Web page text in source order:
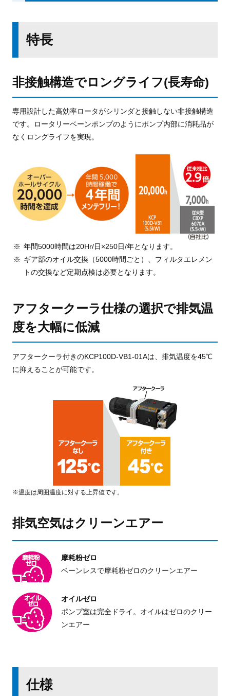
特長
非接触構造でロングライフ(長寿命)
専用設計した高効率ロータがシリンダと接触しない非接触構造
です。
ロータリーベーンポンプのようにポンプ内部に消耗品が
なくロングライフを実現。
年間5000時間は20Hr/日×250日/年となります。
ギア部のオイル交換（5000時間ごと）、フィルタエレメン
トの交換など定期点検は必要となります。
アフタークーラ仕様の選択で排気温
度を大幅に低減
アフタークーラ付きのKCP100D-VB1-01Aは、 排気温度を45℃
に抑えることが可能です。
※温度は周囲温度に対する上昇値です。
排気空気はクリーンエアー
摩耗粉ゼロ
ベーンレスで摩耗粉ゼロのクリーンエアー
オイルゼロ
ポンプ室は完全ドライ。 オイルはゼロのクリー
ンエアー
仕様